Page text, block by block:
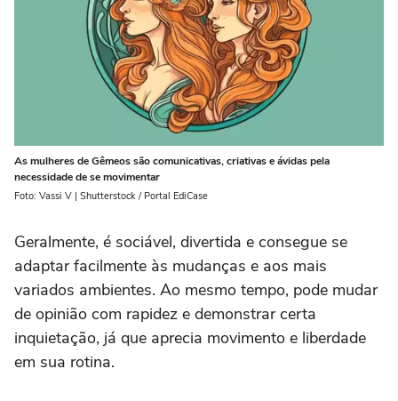
As mulheres de Gêmeos são comunicativas, criativas e ávidas pela
necessidade de se movimentar
Foto: Vassi V | Shutterstock / Portal EdiCase
Geralmente, é sociável, divertida e consegue se
adaptar facilmente às mudanças e aos mais
variados ambientes. Ao mesmo tempo, pode mudar
de opinião com rapidez e demonstrar certa
inquietação, já que aprecia movimento e liberdade
em sua rotina.